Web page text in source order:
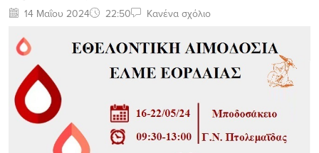
14 Μαΐου 2024 22:50 Κανένα σχόλιο